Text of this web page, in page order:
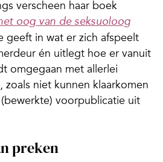
verscheen haar boek
oog van de seksuoloog
geeft in wat er zich afspeelt
én uitlegt hoe er vanuit
omgegaan met allerlei
zoals niet kunnen klaarkomen
voorpublicatie uit
preken